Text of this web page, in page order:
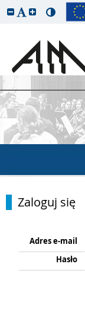
Zaloguj się
Adres e-mail
Hasło